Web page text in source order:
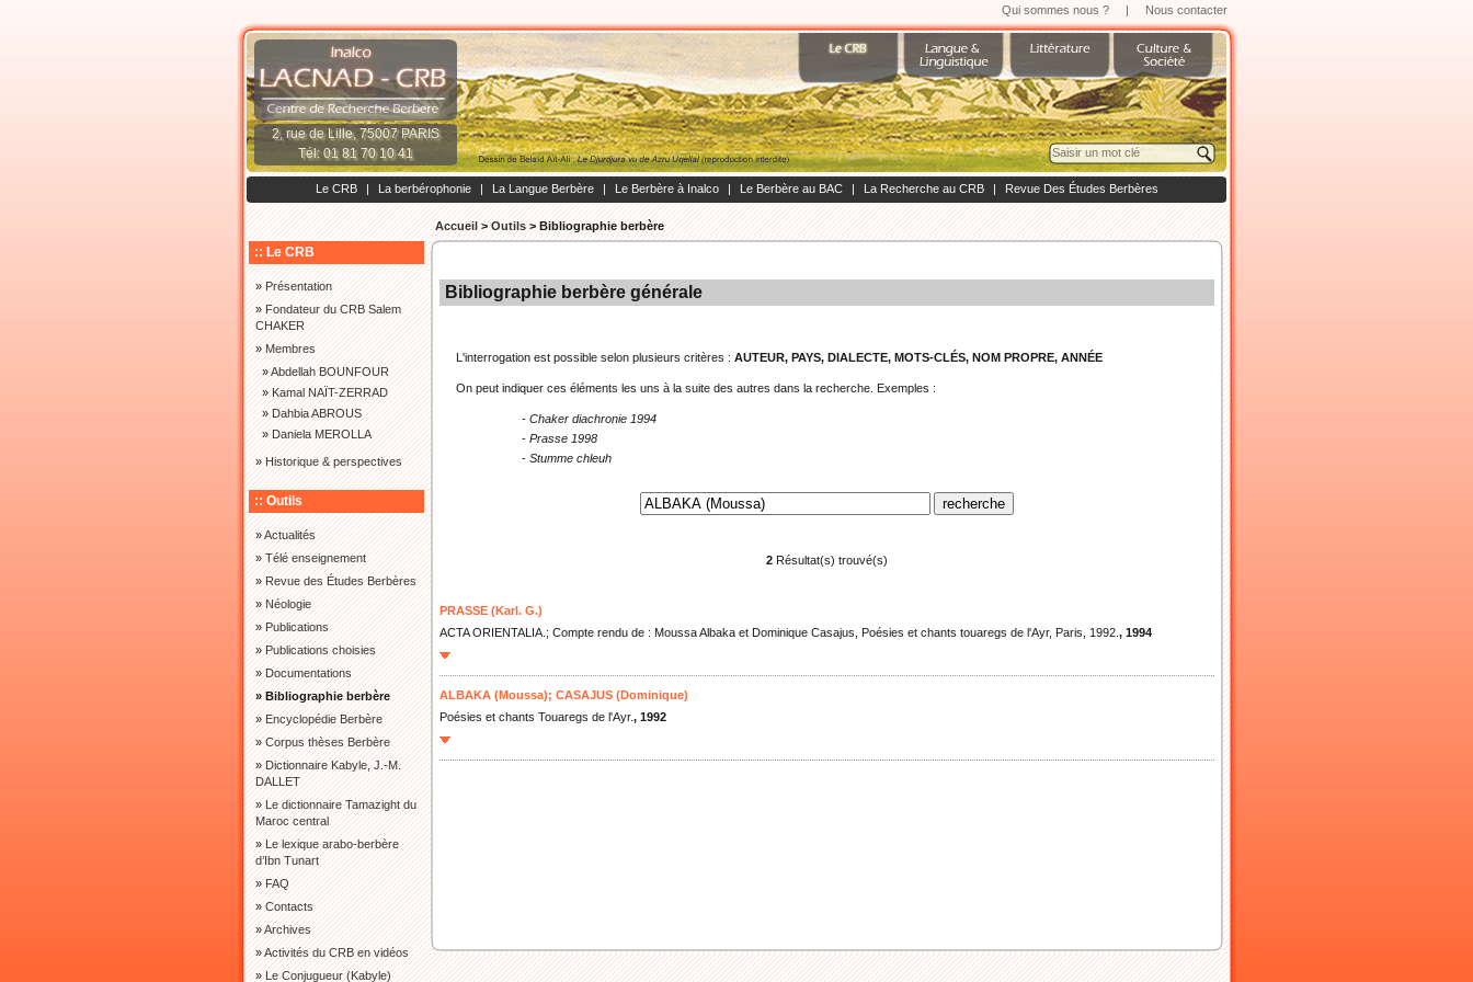
Qui sommes nous ? | Nous contacter
2, rue de Lille, 75007 PARIS
Tél: 01 81 70 10 41
Le CRB | La berbérophonie | La Langue Berbère | Le Berbère à Inalco | Le Berbère au BAC | La Recherche au CRB | Revue Des Études Berbères
Accueil>Outils>Bibliographie berbère
:: Le CRB
»Présentation
»Fondateur du CRB Salem
CHAKER
»Membres
»Abdellah BOUNFOUR
»Kamal NAÏT-ZERRAD
»Dahbia ABROUS
»Daniela MEROLLA
»Historique & perspectives
:: Outils
»Actualités
»Télé enseignement
»Revue des Études Berbères
»Néologie
»Publications
»Publications choisies
»Documentations
» Bibliographie berbère
»Encyclopédie Berbère
»Corpus thèses Berbère
»Dictionnaire Kabyle, J.-M.
DALLET
»Le dictionnaire Tamazight du
Maroc central
»Le lexique arabo-berbère
d’Ibn Tunart
»FAQ
»Contacts
»Archives
»Activités du CRB en vidéos
»Le Conjugueur (Kabyle)
Bibliographie berbère générale
L'interrogation est possible selon plusieurs critères : AUTEUR, PAYS, DIALECTE, MOTS-CLÉS, NOM PROPRE, ANNÉE
On peut indiquer ces éléments les uns à la suite des autres dans la recherche. Exemples :
- Chaker diachronie 1994
- Prasse 1998
- Stumme chleuh
2 Résultat(s) trouvé(s)
PRASSE (Karl. G.)
ACTA ORIENTALIA.; Compte rendu de : Moussa Albaka et Dominique Casajus, Poésies et chants touaregs de l'Ayr, Paris, 1992. , 1994
ALBAKA (Moussa); CASAJUS (Dominique)
Poésies et chants Touaregs de l'Ayr., 1992